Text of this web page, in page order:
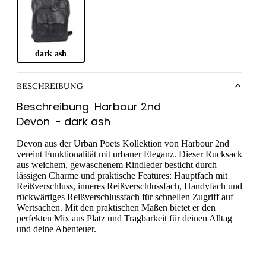
Bags
& Pouches
Taschen
Taschen
dark ash
BESCHREIBUNG
Beschreibung Harbour 2nd
Devon - dark ash
Devon aus der Urban Poets Kollektion von Harbour 2nd
vereint Funktionalität mit urbaner Eleganz. Dieser Rucksack
aus weichem, gewaschenem Rindleder besticht durch
lässigen Charme und praktische Features: Hauptfach mit
Reißverschluss, inneres Reißverschlussfach, Handyfach und
rückwärtiges Reißverschlussfach für schnellen Zugriff auf
Wertsachen. Mit den praktischen Maßen bietet er den
perfekten Mix aus Platz und Tragbarkeit für deinen Alltag
und deine Abenteuer.